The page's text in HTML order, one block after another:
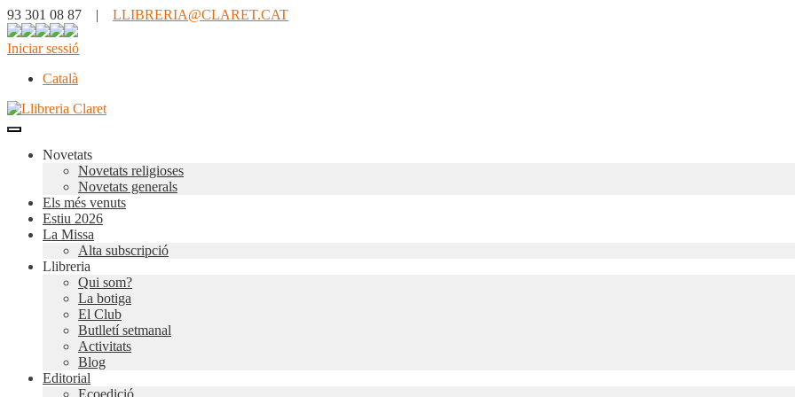
93 301 08 87 | LLIBRERIA@CLARET.CAT
Iniciar sessió
Català
Novetats
Novetats religioses
Novetats generals
Els més venuts
Estiu 2026
La Missa
Alta subscripció
Llibreria
Qui som?
La botiga
El Club
Butlletí setmanal
Activitats
Blog
Editorial
Ecoedició